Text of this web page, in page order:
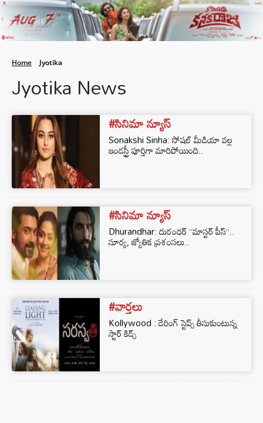
Home Jyotika
Jyotika News
#సినిమా న్యూస్
Sonakshi Sinha: సోషల్ మీడియా వల్ల
ఇండస్ట్రీ పూర్తిగా మారిపోయింది..
#సినిమా న్యూస్
Dhurandhar: దురంధర్ ‘‘మాస్టర్ పీస్’’..
సూర్య, జ్యోతిక ప్రశంసలు..
#వార్తలు
Kollywood : డేరింగ్ స్టెప్స్ తీసుకుంటున్న
స్టార్ కిడ్స్